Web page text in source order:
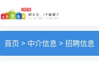
首页 > 中介信息 > 招聘信息